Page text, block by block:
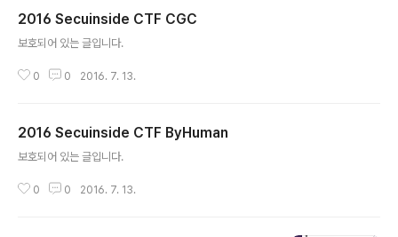
2016 Secuinside CTF CGC
보호되어 있는 글입니다.
0 0 2016. 7. 13.
2016 Secuinside CTF ByHuman
보호되어 있는 글입니다.
0 0 2016. 7. 13.